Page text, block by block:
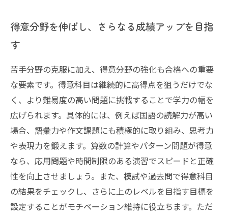
得意分野を伸ばし、さらなる成績アップを目指
す
苦手分野の克服に加え、得意分野の強化も合格への重要
な要素です。得意科目は継続的に高得点を狙うだけでな
く、より難易度の高い問題に挑戦することで学力の幅を
広げられます。具体的には、例えば国語の読解力が高い
場合、語彙力や作文課題にも積極的に取り組み、思考力
や表現力を鍛えます。算数の計算やパターン問題が得意
なら、応用問題や時間制限のある演習でスピードと正確
性を向上させましょう。また、模試や過去問で得意科目
の結果をチェックし、さらに上のレベルを目指す目標を
設定することがモチベーション維持に役立ちます。ただ